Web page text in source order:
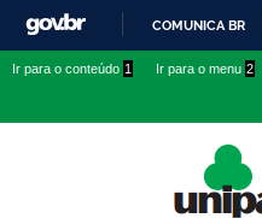
conteúdo
COMUNICA BR
Ir para o conteúdo 1 Ir para o menu 2